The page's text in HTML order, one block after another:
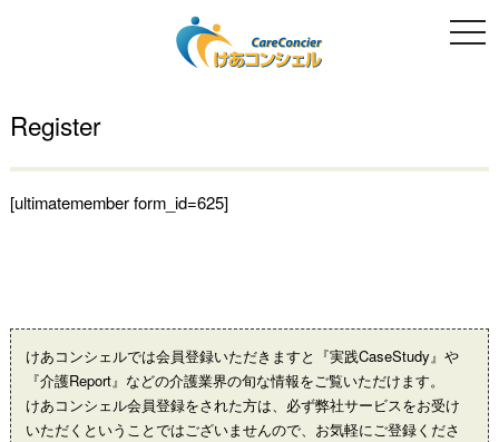
Register
[ultimatemember form_id=625]
けあコンシェルでは会員登録いただきますと『実践CaseStudy』や
『介護Report』などの介護業界の旬な情報をご覧いただけます。
けあコンシェル会員登録をされた方は、必ず弊社サービスをお受け
いただくということではございませんので、お気軽にご登録くださ